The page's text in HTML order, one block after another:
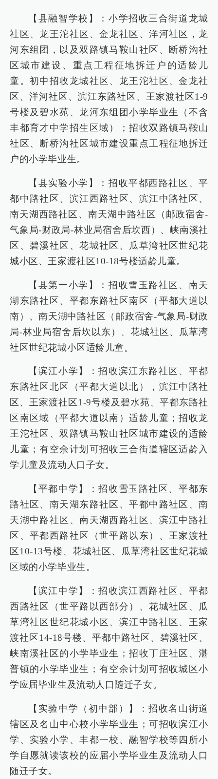
【县融智学校】：小学招收三合街道龙城
社区、龙王沱社区、金龙社区、洋河社区，龙
河东组团，以及双路镇马鞍山社区、断桥沟社
区城市建设、重点工程征地拆迁户的适龄儿
童。初中招收龙城社区、龙王沱社区、金龙社
区、洋河社区、滨江东路社区、王家渡社区1-9
号楼及碧水苑、龙河东组团小学毕业生（不含
丰都育才中学招生区域）；招收双路镇马鞍山
社区、断桥沟社区城市建设重点工程征地拆迁
户的小学毕业生。
【县实验小学】：招收平都西路社区、平
都中路社区、滨江西路社区、滨江中路社区、
南天湖西路社区、南天湖中路社区（邮政宿舍-
气象局-财政局-林业局宿舍后坎西）、峡南溪社
区、碧溪社区、花城社区、瓜草湾社区世纪花
城小区、王家渡社区10-18号楼适龄儿童。
【县第一小学】：招收雪玉路社区、南天
湖东路社区、平都东路社区南区（平都大道以
南）、南天湖中路社区（邮政宿舍-气象局-财政
局-林业局宿舍后坎以东）、花城社区、瓜草湾
社区世纪花城小区适龄儿童。
【滨江小学】：招收滨江东路社区、平都
东路社区北区（平都大道以北），滨江中路社
区、王家渡社区1-9号楼及碧水苑、平都东路社
区南区域（平都大道以南）适龄儿童；招收龙
王沱社区、双路镇马鞍山社区城市建设的适龄
儿童；有空余计划可招收三合街道辖区适龄入
学儿童及流动人口子女。
【平都中学】：招收雪玉路社区、平都东
路社区、南天湖东路社区、平都中路社区、南
天湖中路社区、南天湖西路社区、滨江中路社
区、平都西路社区（世平路以东）、王家渡社
区10-13号楼、花城社区、瓜草湾社区世纪花城
区域的小学毕业生。
【滨江中学】：招收滨江西路社区、平都
西路社区（世平路以西部分）、花城社区、瓜
草湾社区世纪花城小区、滨江中路社区、王家
渡社区14-18号楼、平都中路社区、碧溪社区、
峡南溪社区的小学毕业生；招收丁庄社区、湛
普镇的小学毕业生；有空余计划可招收城区小
学应届毕业生及流动人口随迁子女。
【实验中学（初中部）】：招收名山街道
辖区及名山中心校小学毕业生；可招收滨江小
学、实验小学、丰都一校、融智学校等四所小
学自愿就读该校的应届小学毕业生及流动人口
随迁子女。